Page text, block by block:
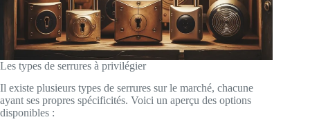
Les types de serrures à privilégier
Il existe plusieurs types de serrures sur le marché, chacune
ayant ses propres spécificités. Voici un aperçu des options
disponibles :